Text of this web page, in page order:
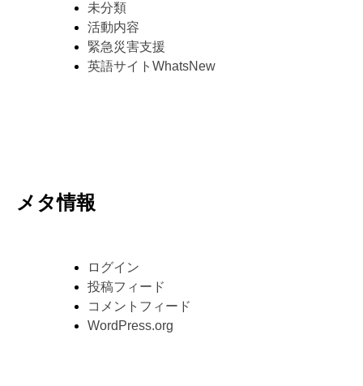
未分類
活動内容
緊急災害支援
英語サイトWhatsNew
メタ情報
ログイン
投稿フィード
コメントフィード
WordPress.org